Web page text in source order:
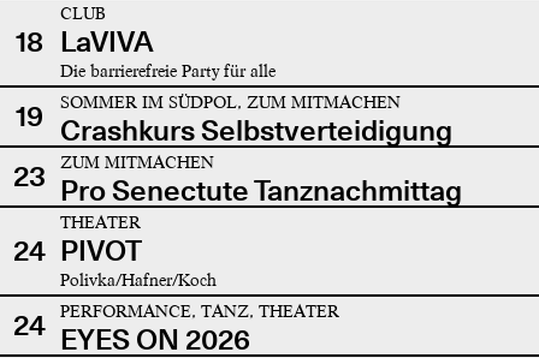
18
CLUB
LaVIVA
Die barrierefreie Party für alle
19 SOMMER IM SÜDPOL, ZUM MITMACHEN
Crashkurs Selbstverteidigung
23
ZUM MITMACHEN
Pro Senectute Tanznachmittag
24
THEATER
PIVOT
Polivka/Hafner/Koch
24 PERFORMANCE, TANZ, THEATER
EYES ON 2026